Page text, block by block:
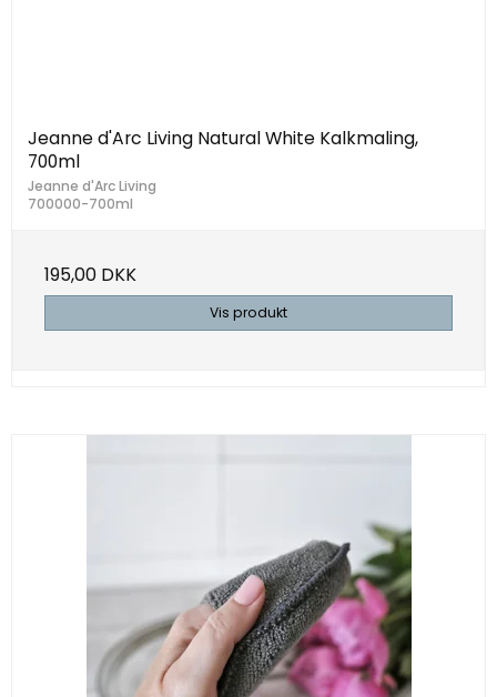
Jeanne d'Arc Living Natural White Kalkmaling,
700ml
Jeanne d'Arc Living
700000-700ml
195,00 DKK
Vis produkt